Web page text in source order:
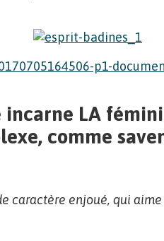
LA
comme
caractère enjoué, qui